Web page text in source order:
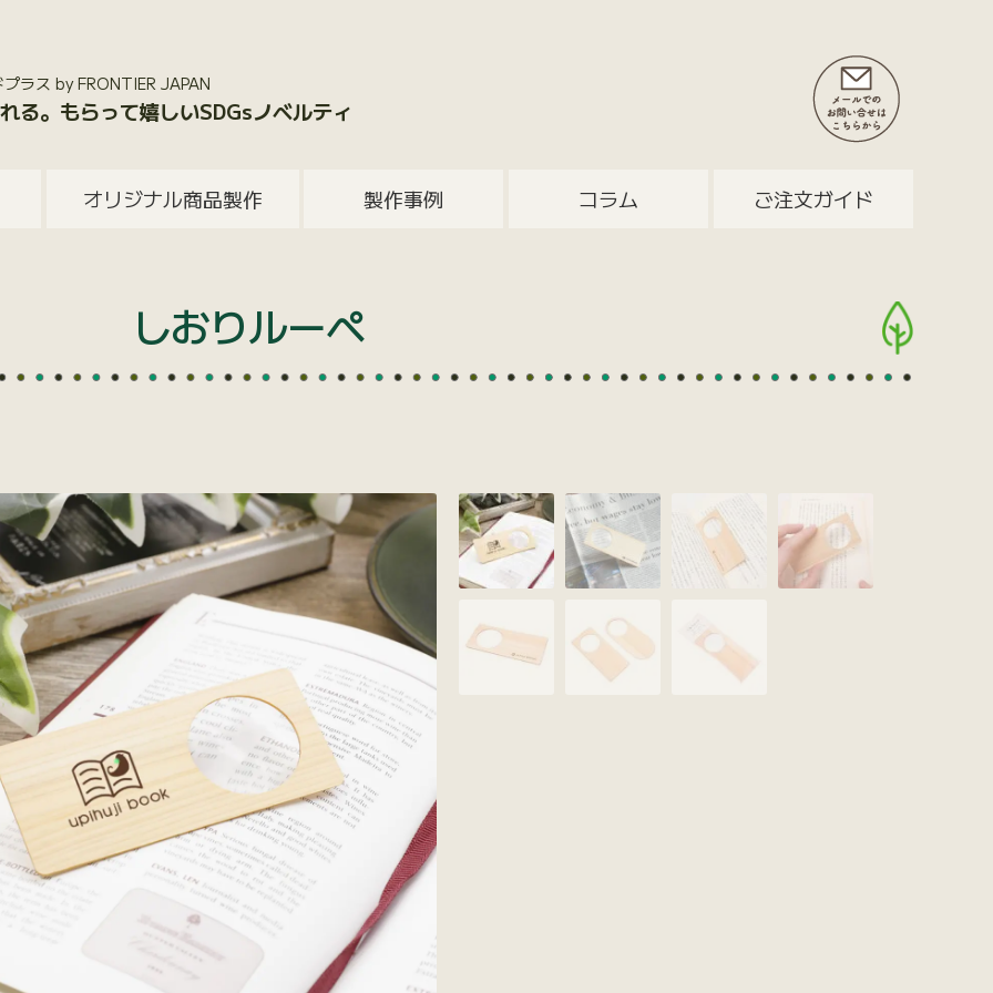
ラス by FRONTIER JAPAN
る。もらって嬉しいSDGsノベルティ
オリジナル商品製作 製作事例 コラム ご注文ガイド
しおりルーペ